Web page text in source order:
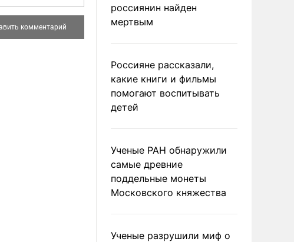
россиянин найден
мертвым
Россияне рассказали,
какие книги и фильмы
помогают воспитывать
детей
Ученые РАН обнаружили
самые древние
поддельные монеты
Московского княжества
Ученые разрушили миф о